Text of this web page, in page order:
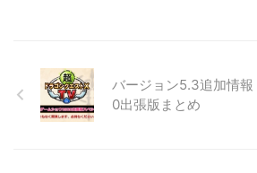
バージョン5.3追加情
0出張版まとめ